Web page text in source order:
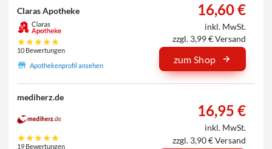
Claras Apotheke
10 Bewertungen
Apothekenprofil ansehen
16,60 €
inkl. MwSt.
zzgl. 3,99 € Versand
zum Shop
mediherz.de
19 Bewertungen
16,95 €
inkl. MwSt.
zzgl. 3,90 € Versand